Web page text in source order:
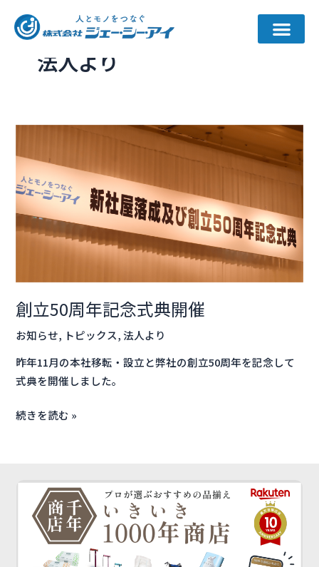
法人より
創立50周年記念式典開催
お知らせ, トピックス,法人より
昨年11月の本社移転・設立と弊社の創立50周年を記念して
式典を開催しました。
立
周
年
記
典
開
催
続きを読む »